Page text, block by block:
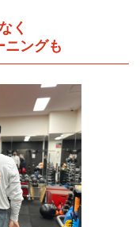
く
ニングも